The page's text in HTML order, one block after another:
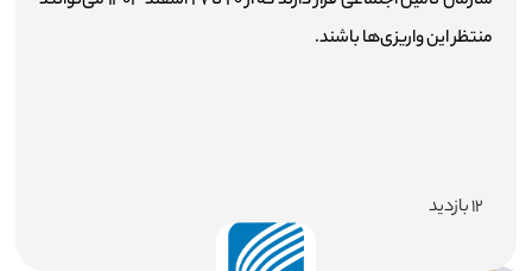
منتظر این واریزی‌ها باشند.
۱۲ بازدید